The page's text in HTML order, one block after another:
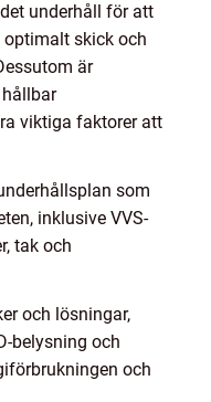
underhåll för att
skick och
är
viktiga faktorer att
som
inklusive VVS-
tak och
och lösningar,
belysning och
och